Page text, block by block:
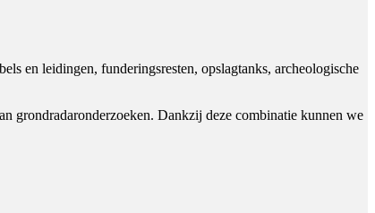
en leidingen, funderingsresten, opslagtanks, archeologische
grondradaronderzoeken. Dankzij deze combinatie kunnen we